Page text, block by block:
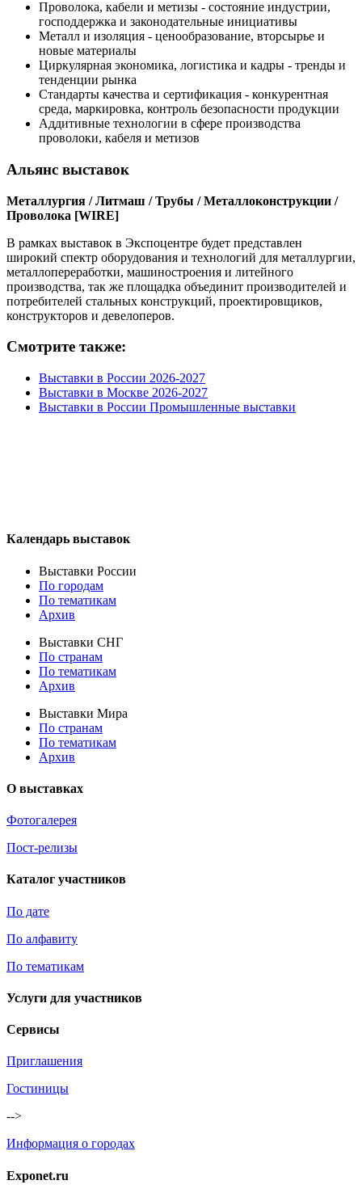
Проволока, кабели и метизы - состояние индустрии,
господдержка и законодательные инициативы
Металл и изоляция - ценообразование, вторсырье и
новые материалы
Циркулярная экономика, логистика и кадры - тренды и
тенденции рынка
Стандарты качества и сертификация - конкурентная
среда, маркировка, контроль безопасности продукции
Аддитивные технологии в сфере производства
проволоки, кабеля и метизов
Альянс выставок
Металлургия / Литмаш / Трубы / Металлоконструкции /
Проволока [WIRE]
В рамках выставок в Экспоцентре будет представлен
широкий спектр оборудования и технологий для металлургии,
металлопереработки, машиностроения и литейного
производства, так же площадка объединит производителей и
потребителей стальных конструкций, проектировщиков,
конструкторов и девелоперов.
Смотрите также:
Выставки в России 2026-2027
Выставки в Москве 2026-2027
Выставки в России Промышленные выставки
Календарь выставок
Выставки России
По городам
По тематикам
Архив
Выставки СНГ
По странам
По тематикам
Архив
Выставки Мира
По странам
По тематикам
Архив
О выставках
Фотогалерея
Пост-релизы
Каталог участников
По дате
По алфавиту
По тематикам
Услуги для участников
Сервисы
Приглашения
Гостиницы
-->
Информация о городах
Exponet.ru